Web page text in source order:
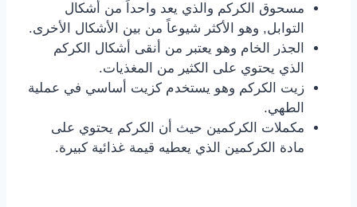
مسحوق الكركم والذي يعد واحداً من أشكال
التوابل, وهو الأكثر شيوعاً من بين الأشكال الأخرى.
الجذر الخام وهو يعتبر من أنقى أشكال الكركم
الذي يحتوي على الكثير من المغذيات.
زيت الكركم وهو يستخدم كزيت أساسي في عملية
الطهي.
مكملات الكركمين حيث أن الكركم يحتوي على
مادة الكركمين الذي يعطيه قيمة غذائية كبيرة.